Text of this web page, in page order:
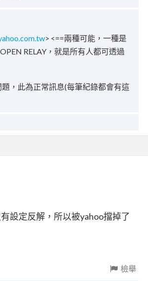
> <==兩種可能，一種是
RELAY，就是所有人都可透過
，此為正常訊息(每筆紀錄都會有這
設定反解，所以被yahoo擋掉了
檢舉